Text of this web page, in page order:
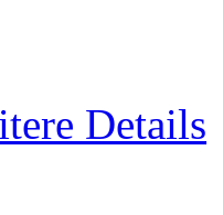
Details